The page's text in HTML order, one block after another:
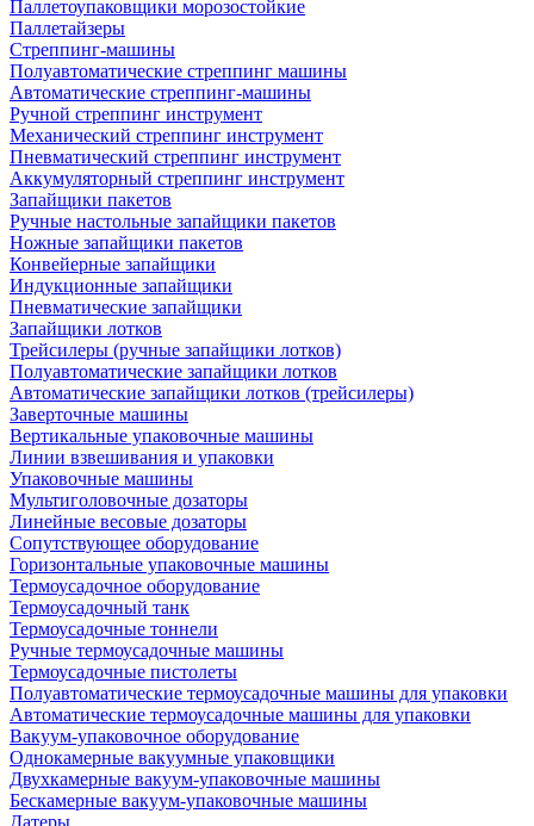
Паллетоупаковщики морозостойкие
Паллетайзеры
Стреппинг-машины
Полуавтоматические стреппинг машины
Автоматические стреппинг-машины
Ручной стреппинг инструмент
Механический стреппинг инструмент
Пневматический стреппинг инструмент
Аккумуляторный стреппинг инструмент
Запайщики пакетов
Ручные настольные запайщики пакетов
Ножные запайщики пакетов
Конвейерные запайщики
Индукционные запайщики
Пневматические запайщики
Запайщики лотков
Трейсилеры (ручные запайщики лотков)
Полуавтоматические запайщики лотков
Автоматические запайщики лотков (трейсилеры)
Заверточные машины
Вертикальные упаковочные машины
Линии взвешивания и упаковки
Упаковочные машины
Мультиголовочные дозаторы
Линейные весовые дозаторы
Сопутствующее оборудование
Горизонтальные упаковочные машины
Термоусадочное оборудование
Термоусадочный танк
Термоусадочные тоннели
Ручные термоусадочные машины
Термоусадочные пистолеты
Полуавтоматические термоусадочные машины для упаковки
Автоматические термоусадочные машины для упаковки
Вакуум-упаковочное оборудование
Однокамерные вакуумные упаковщики
Двухкамерные вакуум-упаковочные машины
Бескамерные вакуум-упаковочные машины
Датеры